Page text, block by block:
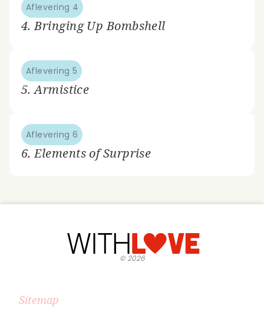
Aflevering 4
4. Bringing Up Bombshell
Aflevering 5
5. Armistice
Aflevering 6
6. Elements of Surprise
©2026
Sitemap